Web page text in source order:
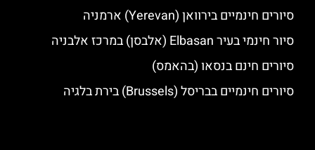
סיורים חינמיים בירוואן (Yerevan) ארמניה
סיור חינמי בעיר Elbasan (אלבסן) במרכז אלבניה
סיורים חינם בנסאו (בהאמס)
סיורים חינמיים בבריסל (Brussels) בירת בלגיה